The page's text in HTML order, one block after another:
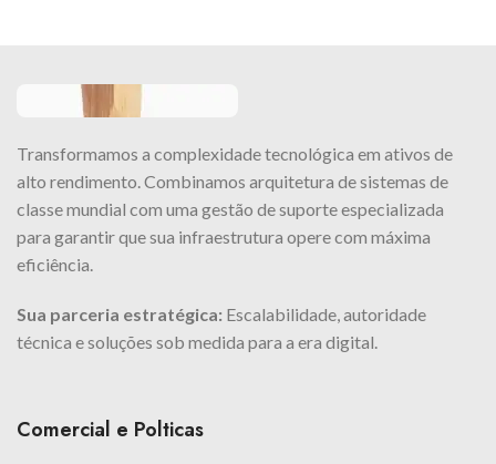
Transformamos a complexidade tecnológica em ativos de
alto rendimento. Combinamos arquitetura de sistemas de
classe mundial com uma gestão de suporte especializada
para garantir que sua infraestrutura opere com máxima
eficiência.
Sua parceria estratégica: Escalabilidade, autoridade
técnica e soluções sob medida para a era digital.
Comercial e Polticas